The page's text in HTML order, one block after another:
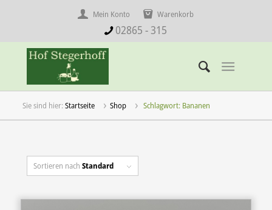
Mein Konto Warenkorb
02865 - 315
Startseite Shop Schlagwort: Bananen
Sortieren nach Standard